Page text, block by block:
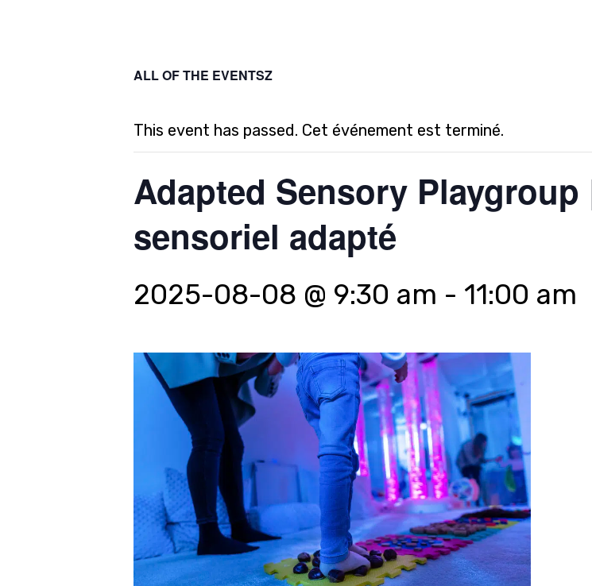
ALL OF THE EVENTSZ
This event has passed. Cet événement est terminé.
Adapted Sensory
sensoriel adapté
2025-08-08 @ 9:30 am - 11:00 am